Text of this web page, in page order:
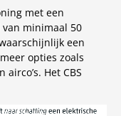
met een
minimaal 50
een
opties zoals
Het CBS